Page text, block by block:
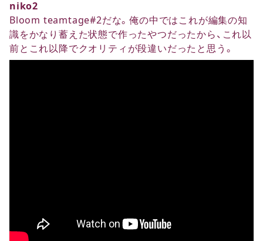
niko2
Bloom teamtage#2だな。俺の中ではこれが編集の知
識をかなり蓄えた状態で作ったやつだったから、これ以
前とこれ以降でクオリティが段違いだったと思う。